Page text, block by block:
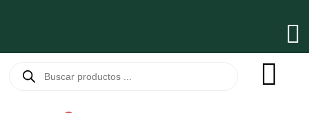
productos